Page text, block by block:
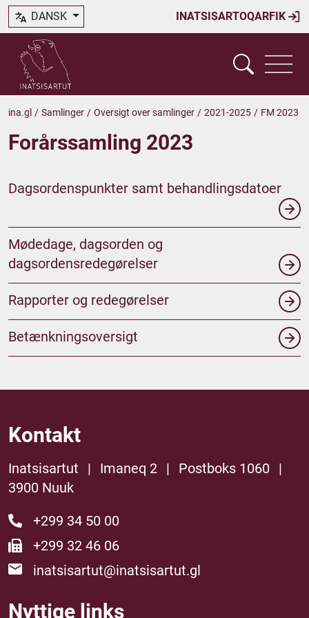
INATSISARTOQARFIK
DANSK
ina.gl / Samlinger / Oversigt over samlinger / 2021-2025 / FM 2023
Forårssamling 2023
Dagsordenspunkter samt behandlingsdatoer
Mødedage, dagsorden og
dagsordensredegørelser
Rapporter og redegørelser
Betænkningsoversigt
Kontakt
Inatsisartut | Imaneq 2 | Postboks 1060
|
3900 Nuuk
+299 34 50 00
+299 32 46 06
inatsisartut@inatsisartut.gl
Nyttige links